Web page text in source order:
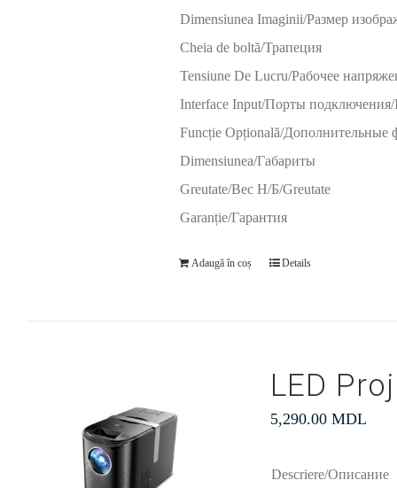
Dimensiunea Imaginii/Размер
Cheia de boltă/Трапеция
Tensiune De Lucru/Рабочее
Interface Input/Порты подключения/
Funcție Opțională/Дополнительные
Dimensiunea/Габариты
Greutate/Вес Н/Б/Greutate
Garanție/Гарантия
Adaugă în coș Details
LED
5,290.00 MDL
Descriere/Описание